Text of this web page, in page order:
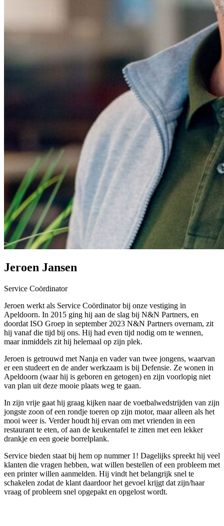
Jeroen Jansen
Service Coördinator
Jeroen werkt als Service Coördinator bij onze vestiging in
Apeldoorn. In 2015 ging hij aan de slag bij N&N Partners, en
doordat ISO Groep in september 2023 N&N Partners overnam, zit
hij vanaf die tijd bij ons. Hij had even tijd nodig om te wennen,
maar inmiddels zit hij helemaal op zijn plek.
Jeroen is getrouwd met Nanja en vader van twee jongens, waarvan
er een studeert en de ander werkzaam is bij Defensie. Ze wonen in
Apeldoorn (waar hij is geboren en getogen) en zijn voorlopig niet
van plan uit deze mooie plaats weg te gaan.
In zijn vrije gaat hij graag kijken naar de voetbalwedstrijden van zijn
jongste zoon of een rondje toeren op zijn motor, maar alleen als het
mooi weer is. Verder houdt hij ervan om met vrienden in een
restaurant te eten, of aan de keukentafel te zitten met een lekker
drankje en een goeie borrelplank.
Service bieden staat bij hem op nummer 1! Dagelijks spreekt hij veel
klanten die vragen hebben, wat willen bestellen of een probleem met
een printer willen aanmelden. Hij vindt het belangrijk snel te
schakelen zodat de klant daardoor het gevoel krijgt dat zijn/haar
vraag of probleem snel opgepakt en opgelost wordt.